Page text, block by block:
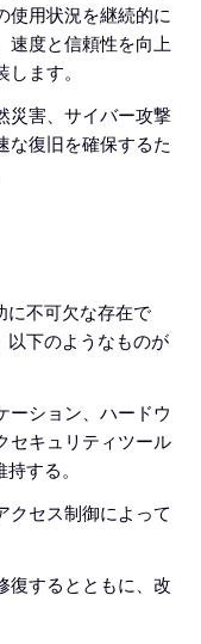
使用状況を継続的に
速度と信頼性を向上
ます。
災害、サイバー攻撃
な復旧を確保するた
に不可欠な存在で
以下のようなものが
ーション、ハードウ
セキュリティツール
する。
クセス制御によって
復するとともに、改